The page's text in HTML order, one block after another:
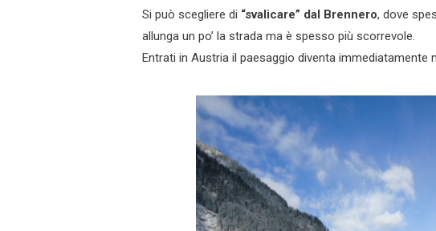
Si può scegliere di “svalicare” dal Brennero, dove
allunga un po’ la strada ma è spesso più scorrevole.
Entrati in Austria il paesaggio diventa immediatamente